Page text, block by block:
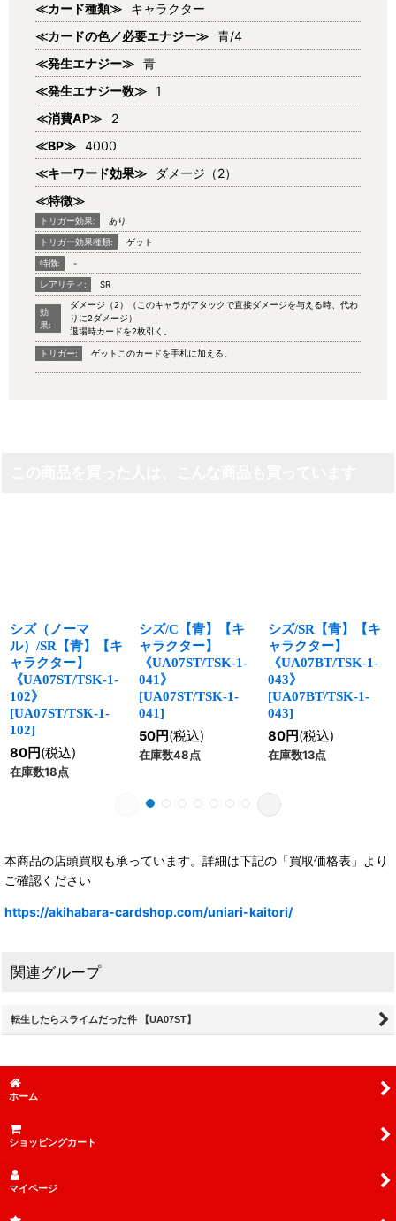
≪カード種類≫
キャラクター
≪カードの色／必要エナジー≫ 青/4
≪発生エナジー≫ 青
≪発生エナジー数≫ 1
≪消費AP≫
2
≪BP≫ 4000
≪キーワード効果≫
ダメージ（2）
≪特徴≫
トリガー効果: あり
トリガー効果種類: ゲット
特徴: -
レアリティ: SR
効
果:
ダメージ（2）（このキャラがアタックで直接ダメージを与える時、代わ
りに2ダメージ）
退場時カードを2枚引く。
トリガー: ゲットこのカードを手札に加える。
シズ（ノーマ
ル）/SR【青】【キ
ャラクター】
《UA07ST/TSK-1-
102》
[UA07ST/TSK-1-
102]
80円(税込)
在庫数18点
シズ/C【青】【キ
ャラクター】
《UA07ST/TSK-1-
041》
[UA07ST/TSK-1-
041]
50円(税込)
在庫数48点
シズ/SR【青】【キ
ャラクター】
《UA07BT/TSK-1-
043》
[UA07BT/TSK-1-
043]
80円(税込)
在庫数13点
本商品の店頭買取も承っています。詳細は下記の「買取価格表」より
ご確認ください
https://akihabara-cardshop.com/uniari-kaitori/
関連グループ
転生したらスライムだった件 【UA07ST】
ホーム
ショッピングカート
マイページ